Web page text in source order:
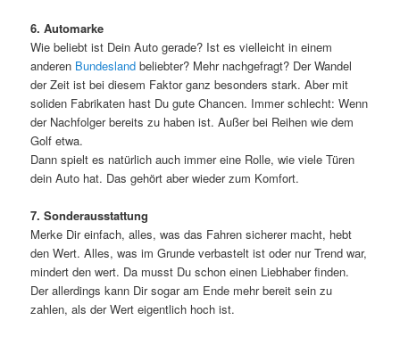
6. Automarke
Wie beliebt ist Dein Auto gerade? Ist es vielleicht in einem
anderen Bundesland beliebter? Mehr nachgefragt? Der Wandel
der Zeit ist bei diesem Faktor ganz besonders stark. Aber mit
soliden Fabrikaten hast Du gute Chancen. Immer schlecht: Wenn
der Nachfolger bereits zu haben ist. Außer bei Reihen wie dem
Golf etwa.
Dann spielt es natürlich auch immer eine Rolle, wie viele Türen
dein Auto hat. Das gehört aber wieder zum Komfort.
7. Sonderausstattung
Merke Dir einfach, alles, was das Fahren sicherer macht, hebt
den Wert. Alles, was im Grunde verbastelt ist oder nur Trend war,
mindert den wert. Da musst Du schon einen Liebhaber finden.
Der allerdings kann Dir sogar am Ende mehr bereit sein zu
zahlen, als der Wert eigentlich hoch ist.